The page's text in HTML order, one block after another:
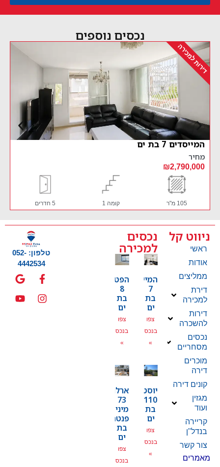
נכסים נוספים
5 חדרים
דירות למכירה
ניווט קל
ראשי
אודות
ממליצים
דירת
למכירה
דירות
להשכרה
נכסים
מסחריים
מוכרים
דירה
קונים דירה
מגזין
ועוד
קריירה
בנדל"ן
צור קשר
מאמרים
נכסים
למכירה
המייסדים
7
בת
ים
צפו
בנכס
»
הפטמן
8
בת
ים
צפו
בנכס
»
יוסטפל
110
בת
ים
צפו
בנכס
»
ארלוזרוב
73
מיני
פנטהאוז
בת
ים
צפו
בנכס
טלפון: 052-
4442534